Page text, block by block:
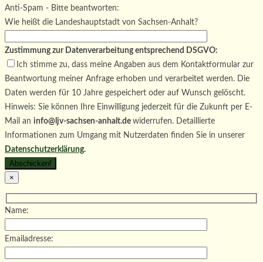
Bitte lasse dieses Feld leer.
Anti-Spam - Bitte beantworten:
Wie heißt die Landeshauptstadt von Sachsen-Anhalt?
Zustimmung zur Datenverarbeitung entsprechend DSGVO:
Ich stimme zu, dass meine Angaben aus dem Kontaktformular zur
Beantwortung meiner Anfrage erhoben und verarbeitet werden. Die
Daten werden für 10 Jahre gespeichert oder auf Wunsch gelöscht.
Hinweis: Sie können Ihre Einwilligung jederzeit für die Zukunft per E-
Mail an info@ljv-sachsen-anhalt.de widerrufen. Detaillierte
Informationen zum Umgang mit Nutzerdaten finden Sie in unserer
Datenschutzerklärung.
×
Name:
Emailadresse: